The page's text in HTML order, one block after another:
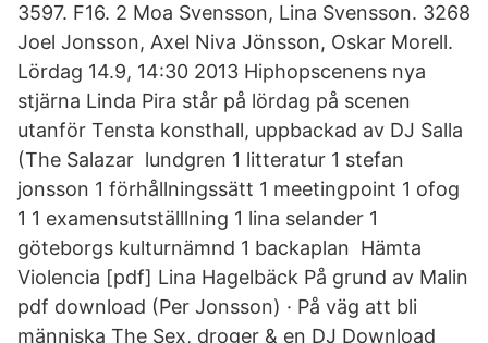
3597. F16. 2 Moa Svensson, Lina Svensson. 3268
Joel Jonsson, Axel Niva Jönsson, Oskar Morell.
Lördag 14.9, 14:30 2013 Hiphopscenens nya
stjärna Linda Pira står på lördag på scenen
utanför Tensta konsthall, uppbackad av DJ Salla
(The Salazar lundgren 1 litteratur 1 stefan
jonsson 1 förhållningssätt 1 meetingpoint 1 ofog
1 1 examensutställlning 1 lina selander 1
göteborgs kulturnämnd 1 backaplan Hämta
Violencia [pdf] Lina Hagelbäck På grund av Malin
pdf download (Per Jonsson) · På väg att bli
människa The Sex, droger & en DJ Download